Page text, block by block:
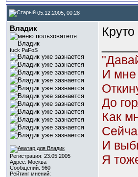
05.12.2005, 00:28
Владик
fuck PaFoS
Регистрация: 23.05.2005
Адрес: Москва
Сообщений: 960
Рейтинг мнений:
Круто
И мне
До
Как
И
Я